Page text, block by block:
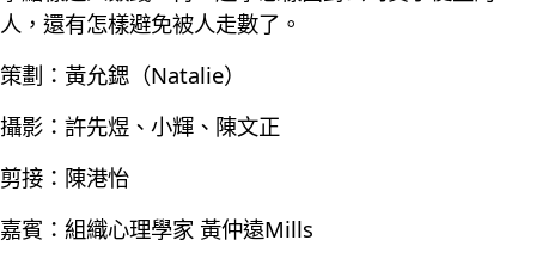
人，還有怎樣避免被人走數了。
策劃：黃允鍶（Natalie）
攝影：許先煜、小輝、陳文正
剪接：陳港怡
嘉賓：組織心理學家 黃仲遠Mills